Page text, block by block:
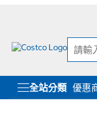
全站分類 優惠